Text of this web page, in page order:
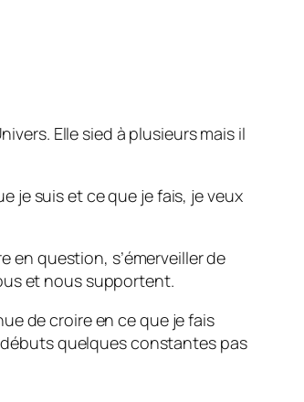
Elle sied à plusieurs mais il
je suis et ce que je fais, je veux
en question, s’émerveiller de
et nous supportent.
de croire en ce que je fais
débuts quelques constantes pas